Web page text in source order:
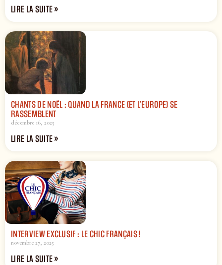
LIRE LA SUITE »
CHANTS DE NOËL : QUAND LA FRANCE (ET L’EUROPE) SE
RASSEMBLENT
décembre 16, 2025
LIRE LA SUITE »
INTERVIEW EXCLUSIF : LE CHIC FRANÇAIS !
novembre 27, 2025
LIRE LA SUITE »